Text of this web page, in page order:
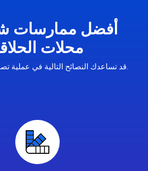
أفضل ممارسات
محلات
قد تساعدك النصائح التالية في عملية تصميم شعار الحلاق.